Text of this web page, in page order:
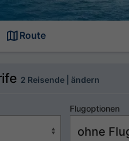
Route
2 Reisende | ändern
Flugoptionen